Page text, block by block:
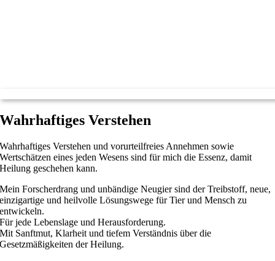
Wahrhaftiges Verstehen
Wahrhaftiges Verstehen und vorurteilfreies Annehmen sowie
Wertschätzen eines jeden Wesens sind für mich die Essenz, damit
Heilung geschehen kann.
Mein Forscherdrang und unbändige Neugier sind der Treibstoff, neue,
einzigartige und heilvolle Lösungswege für Tier und Mensch zu
entwickeln.
Für jede Lebenslage und Herausforderung.
Mit Sanftmut, Klarheit und tiefem Verständnis über die
Gesetzmäßigkeiten der Heilung.